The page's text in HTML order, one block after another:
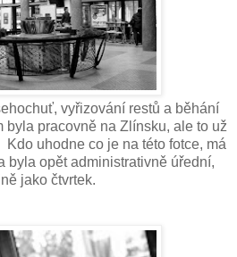
vyřizování restů a běhání
byla pracovně na Zlínsku, ale to už
Kdo uhodne co je na této fotce, má
byla opět administrativně úřední,
jako čtvrtek.